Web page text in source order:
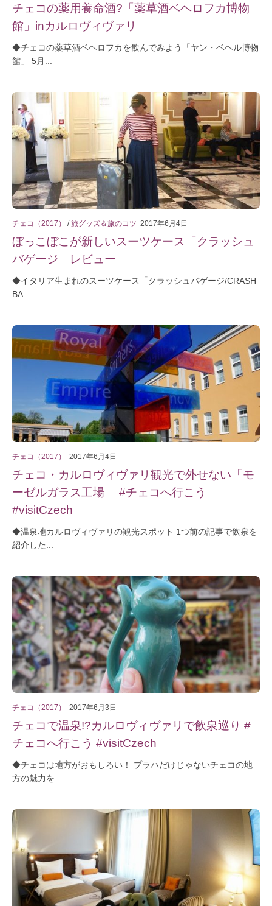
チェコの薬用養命酒?「薬草酒ベヘロフカ博物
館」inカルロヴィヴァリ
◆チェコの薬草酒ベヘロフカを飲んでみよう「ヤン・ベヘル博物
館」 5月...
チェコ（2017） /旅グッズ＆旅のコツ 2017年6月4日
ぼっこぼこが新しいスーツケース「クラッシュ
バゲージ」レビュー
◆イタリア生まれのスーツケース「クラッシュバゲージ/CRASH
BA...
チェコ（2017） 2017年6月4日
チェコ・カルロヴィヴァリ観光で外せない「モ
ーゼルガラス工場」 #チェコへ行こう
#visitCzech
◆温泉地カルロヴィヴァリの観光スポット 1つ前の記事で飲泉を
紹介した...
チェコ（2017） 2017年6月3日
チェコで温泉!?カルロヴィヴァリで飲泉巡り #
チェコへ行こう #visitCzech
◆チェコは地方がおもしろい！ プラハだけじゃないチェコの地
方の魅力を...